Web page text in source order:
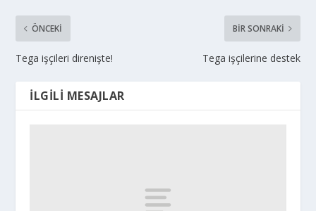
ÖNCEKI
Tega işçileri direnişte!
BIR SONRAKI
Tega işçilerine destek
İLGILI MESAJLAR